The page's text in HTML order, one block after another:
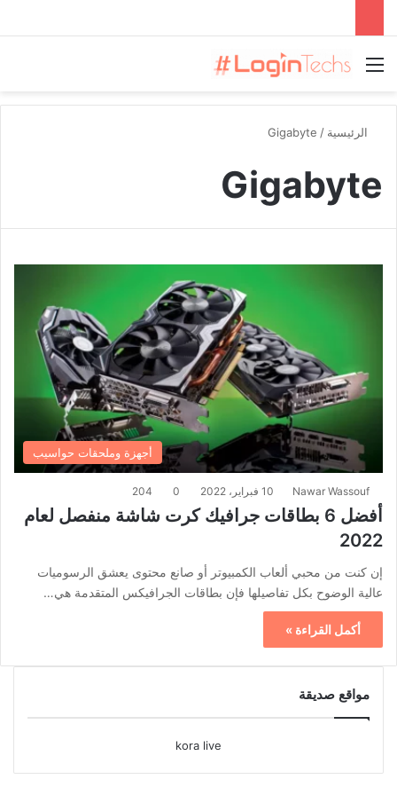
القائمة
الرئيسية /
Gigabyte
Gigabyte
أجهزة وملحقات حواسيب
Nawar Wassouf 10 فبراير، 2022 0
204
أفضل 6 بطاقات جرافيك كرت شاشة منفصل لعام
2022
إن كنت من محبي ألعاب الكمبيوتر أو صانع محتوى يعشق الرسوميات
عالية الوضوح بكل تفاصيلها فإن بطاقات الجرافيكس المتقدمة هي…
أكمل القراءة »
مواقع صديقة
kora live